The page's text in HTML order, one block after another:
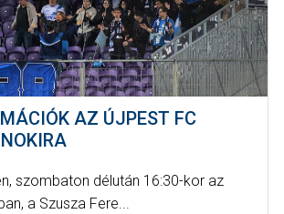
AZ ÚJPEST FC
szombaton délután 16:30-kor az
a Szusza Fere...